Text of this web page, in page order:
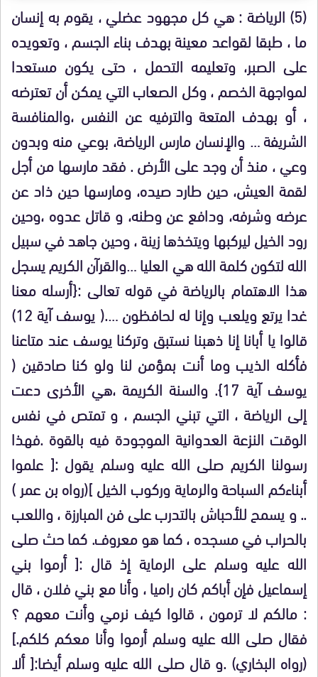
(5) الرياضة : هي كل مجهود عضلي ، يقوم به إنسان
ما ، طبقا لقواعد معينة بهدف بناء الجسم ، وتعويده
على الصبر، وتعليمه التحمل ، حتى يكون مستعدا
لمواجهة الخصم ، وكل الصعاب التي يمكن أن تعترضه
، أو بهدف المتعة والترفيه عن النفس ،والمنافسة
الشريفة … والإنسان مارس الرياضة، بوعي منه وبدون
وعي ، منذ أن وجد على الأرض . فقد مارسها من أجل
لقمة العيش، حين طارد صيده، ومارسها حين ذاد عن
عرضه وشرفه، ودافع عن وطنه، و قاتل عدوه ،وحين
رود الخيل ليركبها ويتخذها زينة ، وحين جاهد في سبيل
الله لتكون كلمة الله هي العليا …والقرآن الكريم يسجل
هذا الاهتمام بالرياضة في قوله تعالى :{أرسله معنا
غدا يرتع ويلعب وإنا له لحافظون ….( يوسف آية 12)
قالوا يا أبانا إنا ذهبنا نستبق وتركنا يوسف عند متاعنا
فأكله الذيب وما أنت بمؤمن لنا ولو كنا صادقين (
يوسف آية 17}. والسنة الكريمة ،هي الأخرى دعت
إلى الرياضة ، التي تبني الجسم ، و تمتص في نفس
الوقت النزعة العدوانية الموجودة فيه بالقوة .فهذا
رسولنا الكريم صلى الله عليه وسلم يقول :[ علموا
أبناءكم السباحة والرماية وركوب الخيل ](رواه بن عمر )
.. و يسمح للأحباش بالتدرب على فن المبارزة ، واللعب
بالحراب في مسجده ، كما هو معروف. كما حث صلى
الله عليه وسلم على الرماية إذ قال :[ أرموا بني
إسماعيل فإن أباكم كان راميا ، وأنا مع بني فلان ، قال
: مالكم لا ترمون ، قالوا كيف نرمي وأنت معهم ؟
فقال صلى الله عليه وسلم أرموا وأنا معكم كلكم.]
(رواه البخاري) .و قال صلى الله عليه وسلم أيضا:[ ألا